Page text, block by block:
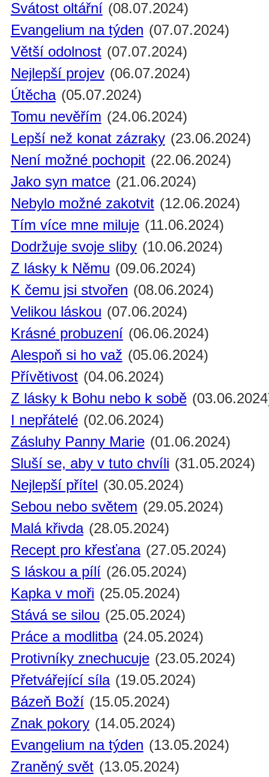
Svátost oltářní (08.07.2024)
Evangelium na týden (07.07.2024)
Větší odolnost (07.07.2024)
Nejlepší projev (06.07.2024)
Útěcha (05.07.2024)
Tomu nevěřím (24.06.2024)
Lepší než konat zázraky (23.06.2024)
Není možné pochopit (22.06.2024)
Jako syn matce (21.06.2024)
Nebylo možné zakotvit (12.06.2024)
Tím více mne miluje (11.06.2024)
Dodržuje svoje sliby (10.06.2024)
Z lásky k Němu (09.06.2024)
K čemu jsi stvořen (08.06.2024)
Velikou láskou (07.06.2024)
Krásné probuzení (06.06.2024)
Alespoň si ho važ (05.06.2024)
Přívětivost (04.06.2024)
Z lásky k Bohu nebo k sobě
I nepřátelé (02.06.2024)
Zásluhy Panny Marie (01.06.2024)
Sluší se, aby v tuto chvíli (31.05.2024)
Nejlepší přítel (30.05.2024)
Sebou nebo světem (29.05.2024)
Malá křivda (28.05.2024)
Recept pro křesťana (27.05.2024)
S láskou a pílí (26.05.2024)
Kapka v moři (25.05.2024)
Stává se silou (25.05.2024)
Práce a modlitba (24.05.2024)
Protivníky znechucuje (23.05.2024)
Přetvářející síla (19.05.2024)
Bázeň Boží (15.05.2024)
Znak pokory (14.05.2024)
Evangelium na týden (13.05.2024)
Zraněný svět (13.05.2024)